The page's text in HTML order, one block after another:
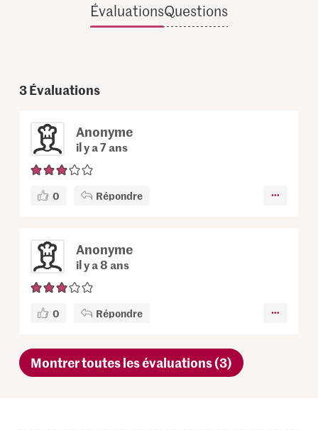
ÉvaluationsQuestions
3Évaluations
Anonyme
il y a 7 ans
0 Répondre
Anonyme
il y a 8 ans
0 Répondre
Montrer toutes les évaluations (3)